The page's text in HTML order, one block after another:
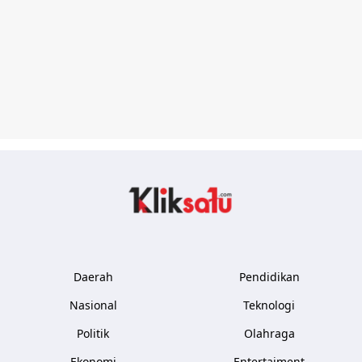
Daerah
Nasional
Politik
Pendidikan
Teknologi
Olahraga